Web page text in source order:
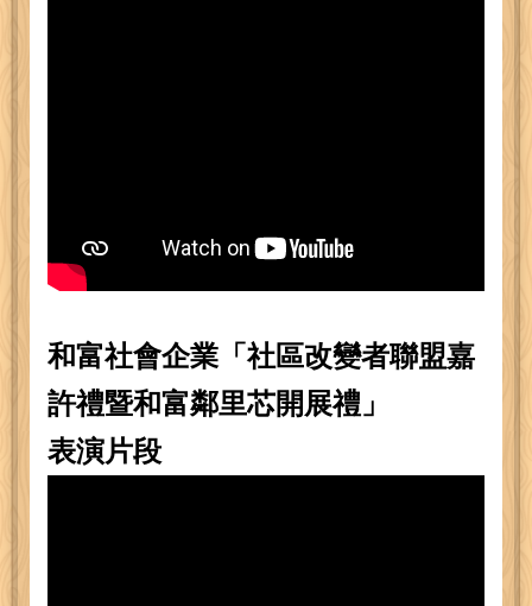
和富社會企業「社區改變者聯盟嘉
許禮暨和富鄰里芯開展禮」
表演片段